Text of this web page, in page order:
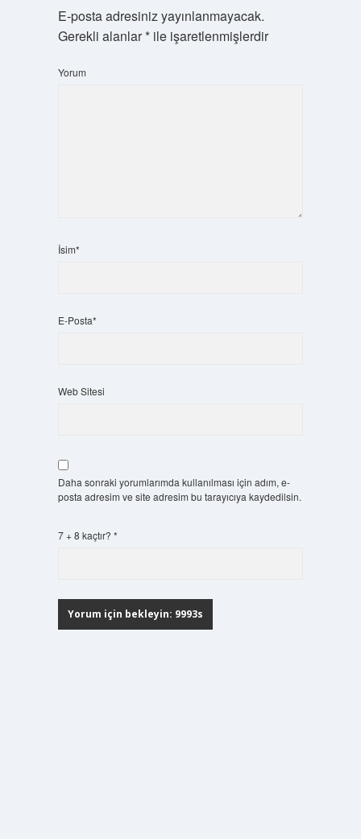
E-posta adresiniz yayınlanmayacak.
Gerekli alanlar*ile işaretlenmişlerdir
Yorum
İsim*
E-Posta*
Web Sitesi
Daha sonraki yorumlarımda kullanılması için adım, e-
posta adresim ve site adresim bu tarayıcıya kaydedilsin.
7 + 8 kaçtır? *